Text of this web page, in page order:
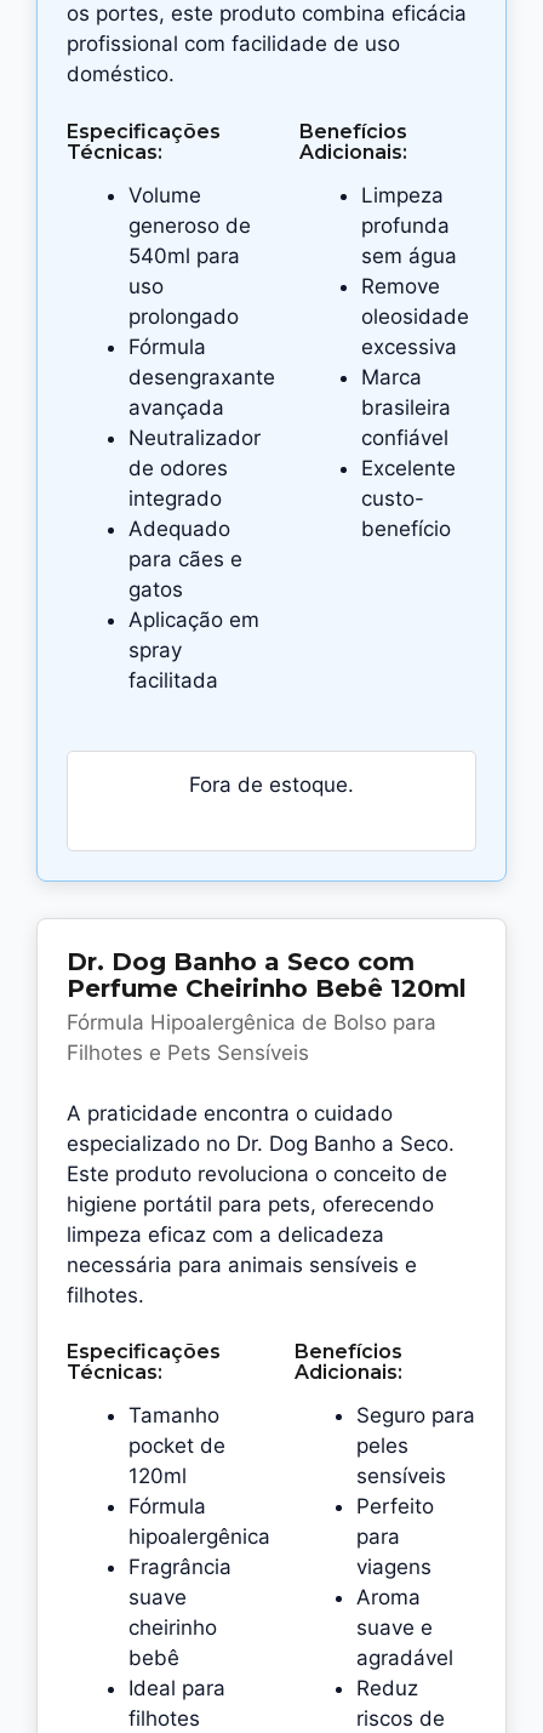
os portes, este produto combina eficácia
profissional com facilidade de uso
doméstico.
Especificações
Técnicas:
Volume
generoso de
540ml para
uso
prolongado
Fórmula
desengraxante
avançada
Neutralizador
de odores
integrado
Adequado
para cães e
gatos
Aplicação em
spray
facilitada
Benefícios
Adicionais:
Limpeza
profunda
sem água
Remove
oleosidade
excessiva
Marca
brasileira
confiável
Excelente
custo-
benefício
Fora de estoque.
Dr. Dog Banho a Seco com
Perfume Cheirinho Bebê 120ml
Fórmula Hipoalergênica de Bolso para
Filhotes e Pets Sensíveis
A praticidade encontra o cuidado
especializado no Dr. Dog Banho a Seco.
Este produto revoluciona o conceito de
higiene portátil para pets, oferecendo
limpeza eficaz com a delicadeza
necessária para animais sensíveis e
filhotes.
Especificações
Técnicas:
Tamanho
pocket de
120ml
Fórmula
hipoalergênica
Fragrância
suave
cheirinho
bebê
Ideal para
filhotes
Benefícios
Adicionais:
Seguro para
peles
sensíveis
Perfeito
para
viagens
Aroma
suave e
agradável
Reduz
riscos de